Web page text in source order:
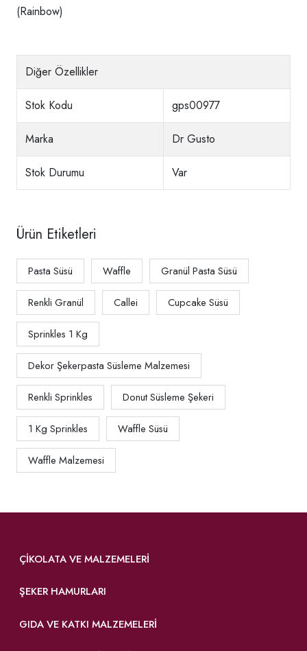
(Rainbow)
Diğer Özellikler
Stok Kodu gps00977
Marka Dr Gusto
Stok Durumu Var
Ürün Etiketleri
Pasta Süsü Waffle Granül Pasta Süsü
Renkli Granül Callei Cupcake Süsü
Sprinkles 1 Kg
Dekor Şekerpasta Süsleme Malzemesi
Renkli Sprinkles Donut Süsleme Şekeri
1 Kg Sprinkles Waffle Süsü
Waffle Malzemesi
ÇIKOLATA VE MALZEMELERI
ŞEKER HAMURLARI
GIDA VE KATKI MALZEMELERI